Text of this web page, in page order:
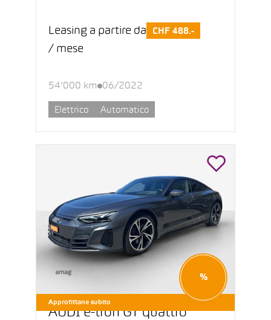
Leasing a partire da CHF 488.-
/ mese
54’000 km 06/2022
Elettrico Automatico
Approfittane subito
%
AUDI e-tron GT quattro